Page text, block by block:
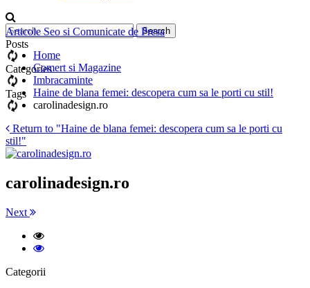
Posts
Categories
Tags
Articole Seo si Comunicate de Presa
Home
Comert si Magazine
Imbracaminte
Haine de blana femei: descopera cum sa le porti cu stil!
carolinadesign.ro
Return to "Haine de blana femei: descopera cum sa le porti cu
stil!"
carolinadesign.ro
Next
Categorii